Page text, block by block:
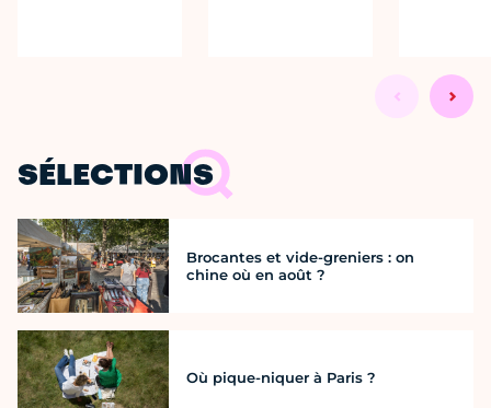
SÉLECTIONS
Brocantes et vide-greniers : on
chine où en août ?
Où pique-niquer à Paris ?